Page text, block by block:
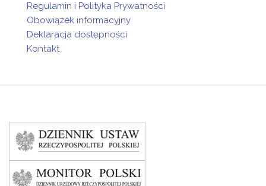
Regulamin i Polityka Prywatności
Obowiązek informacyjny
Deklaracja dostępności
Kontakt